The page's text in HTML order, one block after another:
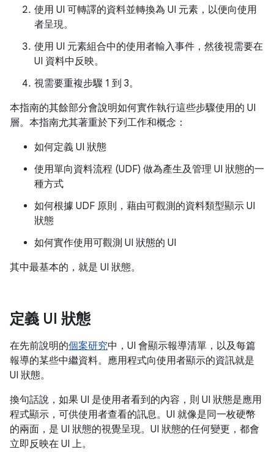
使用 UI 可轉譯的資料並轉換為 UI 元素，以便向使用
者呈現。
使用 UI 元素組合中的使用者輸入事件，然後視需要在
UI 資料中反映。
視需要重複步驟 1 到 3。
本指南的其餘部分會說明如何實作執行這些步驟使用的 UI
層。本指南尤其著重於下列工作和概念：
如何定義 UI 狀態
使用單向資料流程 (UDF) 做為產生及管理 UI 狀態的一
種方式
如何根據 UDF 原則，藉由可觀測的資料類型顯示 UI
狀態
如何實作使用可觀測 UI 狀態的 UI
其中最基本的，就是 UI 狀態。
定義 UI 狀態
在先前說明的個案研究中，UI 會顯示報導清單，以及每篇
報導的某些中繼資料。應用程式向使用者顯示的資訊就是
UI 狀態。
換句話說，如果 UI 是使用者看到的內容，則 UI 狀態是應用
程式顯示，可供使用者查看的訊息。UI 就像是同一枚硬幣
的兩面，是 UI 狀態的視覺呈現。UI 狀態的任何變更，都會
立即反映在 UI 上。